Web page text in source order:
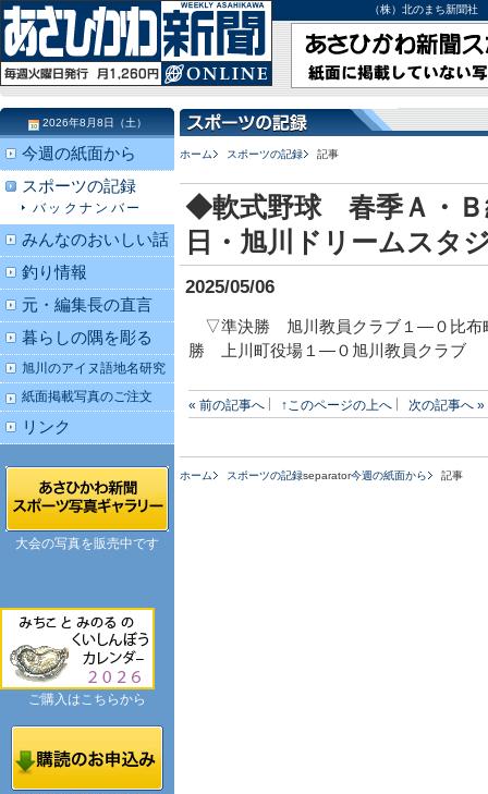
（株）北のまち新聞
ホーム スポーツの記録 記事
◆軟式野球 春季Ａ・Ｂ
日・旭川ドリームスタ
2025/05/06
▽準決勝 旭川教員クラブ１―０比布
勝 上川町役場１―０旭川教員クラブ
« 前の記事へ ↑このページの上へ 次の記事へ »
ホーム スポーツの記録separator今週の紙面から 記事
2026年8月8日（土）
今週の紙面から
スポーツの記録
バックナンバー
みんなのおいしい話
釣り情報
元・編集長の直言
暮らしの隅を彫る
旭川のアイヌ語地名研究
紙面掲載写真のご注文
リンク
大会の写真を販売中です
ご購入はこちらから